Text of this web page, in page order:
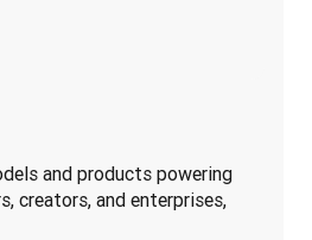
and products powering
creators, and enterprises,